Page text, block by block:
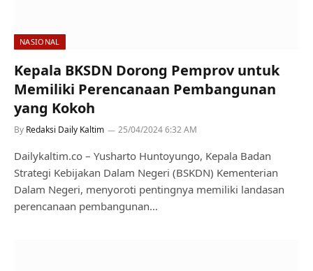
NASIONAL
Kepala BKSDN Dorong Pemprov untuk
Memiliki Perencanaan Pembangunan
yang Kokoh
By Redaksi Daily Kaltim 25/04/2024 6:32 AM
Dailykaltim.co – Yusharto Huntoyungo, Kepala Badan
Strategi Kebijakan Dalam Negeri (BSKDN) Kementerian
Dalam Negeri, menyoroti pentingnya memiliki landasan
perencanaan pembangunan…